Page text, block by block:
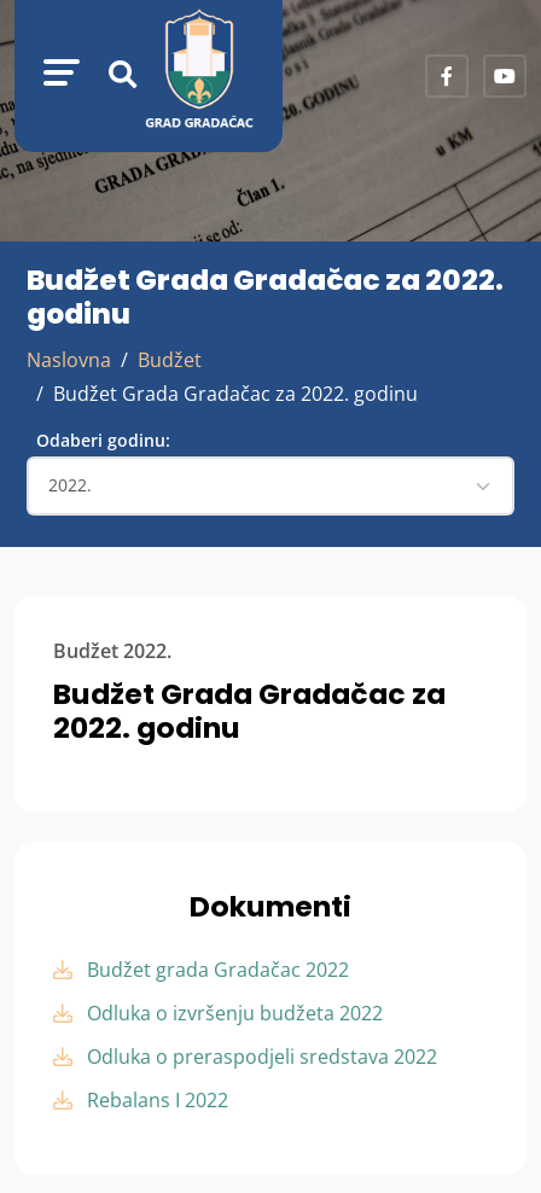
Budžet Grada Gradačac za 2022.
godinu
Naslovna
Budžet
Budžet Grada Gradačac za 2022. godinu
Odaberi godinu:
Budžet 2022.
Budžet Grada Gradačac za
2022. godinu
Dokumenti
Budžet grada Gradačac 2022
Odluka o izvršenju budžeta 2022
Odluka o preraspodjeli sredstava 2022
Rebalans I 2022